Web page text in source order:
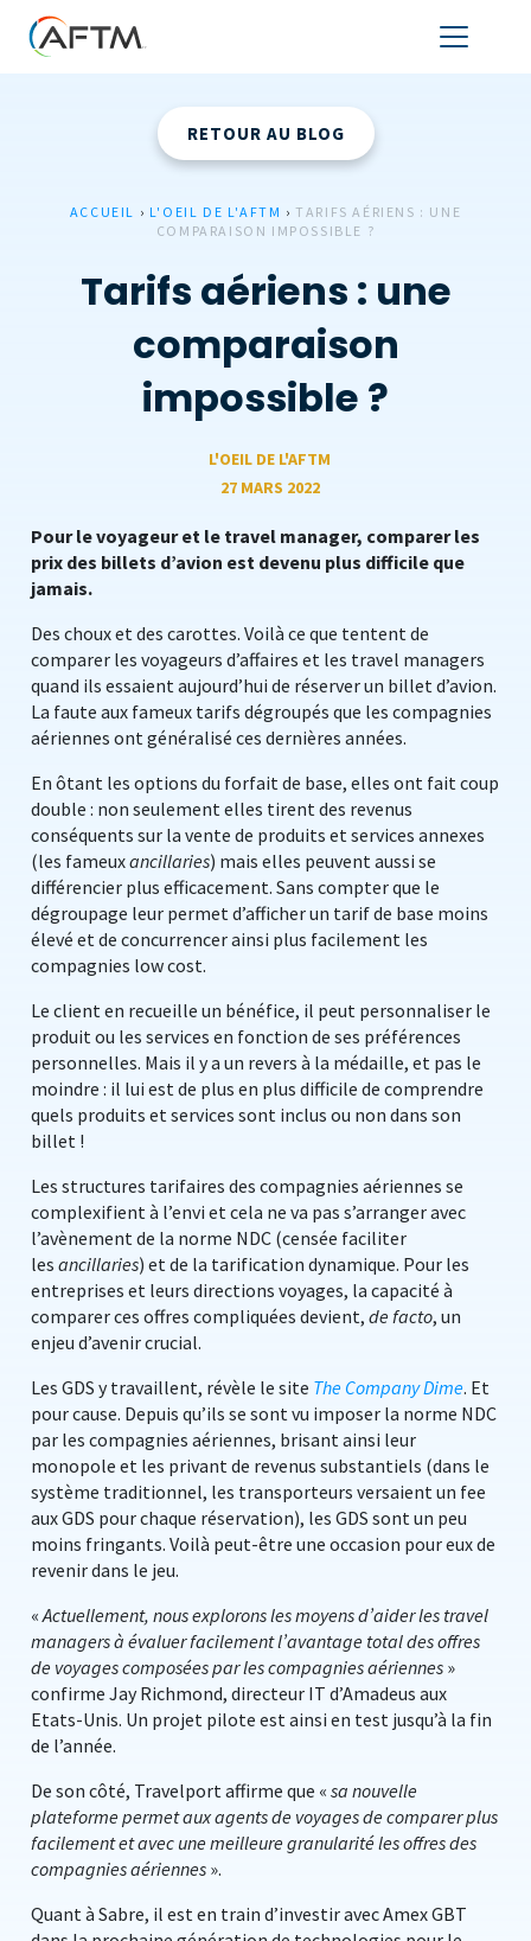
RETOUR AU BLOG
ACCUEIL › L'OEIL DE L'AFTM ›TARIFS AÉRIENS : UNE
COMPARAISON IMPOSSIBLE ?
Tarifs aériens : une
comparaison
impossible ?
L'OEIL DE L'AFTM
27 MARS 2022
Pour le voyageur et le travel manager, comparer les
prix des billets d’avion est devenu plus difficile que
jamais.
Des choux et des carottes. Voilà ce que tentent de
comparer les voyageurs d’affaires et les travel managers
quand ils essaient aujourd’hui de réserver un billet d’avion.
La faute aux fameux tarifs dégroupés que les compagnies
aériennes ont généralisé ces dernières années.
En ôtant les options du forfait de base, elles ont fait coup
double : non seulement elles tirent des revenus
conséquents sur la vente de produits et services annexes
(les fameuxancillaries) mais elles peuvent aussi se
différencier plus efficacement. Sans compter que le
dégroupage leur permet d’afficher un tarif de base moins
élevé et de concurrencer ainsi plus facilement les
compagnies low cost.
Le client en recueille un bénéfice, il peut personnaliser le
produit ou les services en fonction de ses préférences
personnelles. Mais il y a un revers à la médaille, et pas le
moindre : il lui est de plus en plus difficile de comprendre
quels produits et services sont inclus ou non dans son
billet !
Les structures tarifaires des compagnies aériennes se
complexifient à l’envi et cela ne va pas s’arranger avec
l’avènement de la norme NDC (censée faciliter
les ancillaries) et de la tarification dynamique. Pour les
entreprises et leurs directions voyages, la capacité à
comparer ces offres compliquées devient, de facto, un
enjeu d’avenir crucial.
Les GDS y travaillent, révèle le site The Company Dime. Et
pour cause. Depuis qu’ils se sont vu imposer la norme NDC
par les compagnies aériennes, brisant ainsi leur
monopole et les privant de revenus substantiels (dans le
système traditionnel, les transporteurs versaient un fee
aux GDS pour chaque réservation), les GDS sont un peu
moins fringants. Voilà peut-être une occasion pour eux de
revenir dans le jeu.
«Actuellement, nous explorons les moyens d’aider les travel
managers à évaluer facilement l’avantage total des offres
de voyages composées par les compagnies aériennes »
confirme Jay Richmond, directeur IT d’Amadeus aux
Etats-Unis. Un projet pilote est ainsi en test jusqu’à la fin
de l’année.
De son côté, Travelport affirme que « sa nouvelle
plateforme permet aux agents de voyages de comparer plus
facilement et avec une meilleure granularité les offres des
compagnies aériennes ».
Quant à Sabre, il est en train d’investir avec Amex GBT